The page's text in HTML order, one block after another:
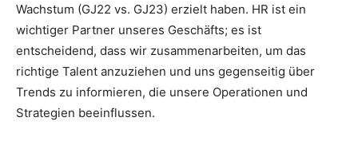
Wachstum (GJ22 vs. GJ23) erzielt haben. HR ist ein
wichtiger Partner unseres Geschäfts; es ist
entscheidend, dass wir zusammenarbeiten, um das
richtige Talent anzuziehen und uns gegenseitig über
Trends zu informieren, die unsere Operationen und
Strategien beeinflussen.